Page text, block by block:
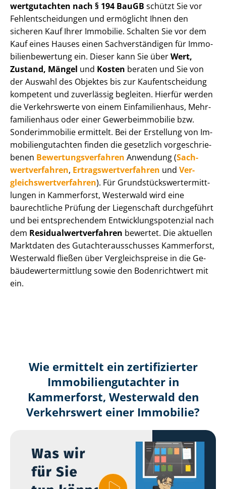
wert­gut­ach­ten nach § 194 BauGB schützt Sie vor
Fehl­ent­schei­dun­gen und ermöglicht Ihnen den
sicheren Kauf Ihrer Immobilie. Schalten Sie vor dem
Kauf eines Hauses einen Sach­ver­stän­di­gen für Im­mo­
bi­li­en­be­wer­tung ein. Dieser kann Sie überWert,
Zustand, Mängel und Kosten beraten und Sie von
der Auswahl des Objektes bis zur Kauf­ent­schei­dung
kompetent und zuverlässig begleiten. Hierfür werden
die Verkehrswerte von einem Einfamilienhaus, Mehr­
fa­mi­li­en­haus oder einer Ge­wer­be­im­mo­bi­lie bzw.
Sonderimmobilie ermittelt. Bei der Erstellung von Im­
mo­bi­li­en­gut­ach­ten finden die gesetzlich vor­ge­schrie­
be­nen Be­wer­tungs­ver­fah­ren Anwendung (Sach­
wert­ver­fah­ren, Er­trags­wert­ver­fah­ren und Ver­
gleichs­wert­ver­fah­ren). Für Grund­stücks­wert­ermitt­
lun­gen in Kammerforst, Westerwald wird eine
baurechtliche Prüfung der Liegenschaft durchgeführt
und bei entsprechendem Ent­wick­lungs­po­ten­zi­al nach
dem Re­si­du­al­wert­ver­fah­ren bewertet. Die aktuellen
Marktdaten des Gut­ach­ter­aus­schus­ses Kammerforst,
Westerwald fließen über Ver­gleichs­prei­se in die Ge­
bäu­de­wert­ermitt­lung sowie den Bodenrichtwert mit
ein.
Wie ermittelt ein zertifizierter
Immobilien­gutachter in
Kammerforst, Westerwald den
Verkehrswert einer Immobilie?